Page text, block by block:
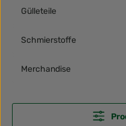
Gülleteile
Schmierstoffe
Merchandise